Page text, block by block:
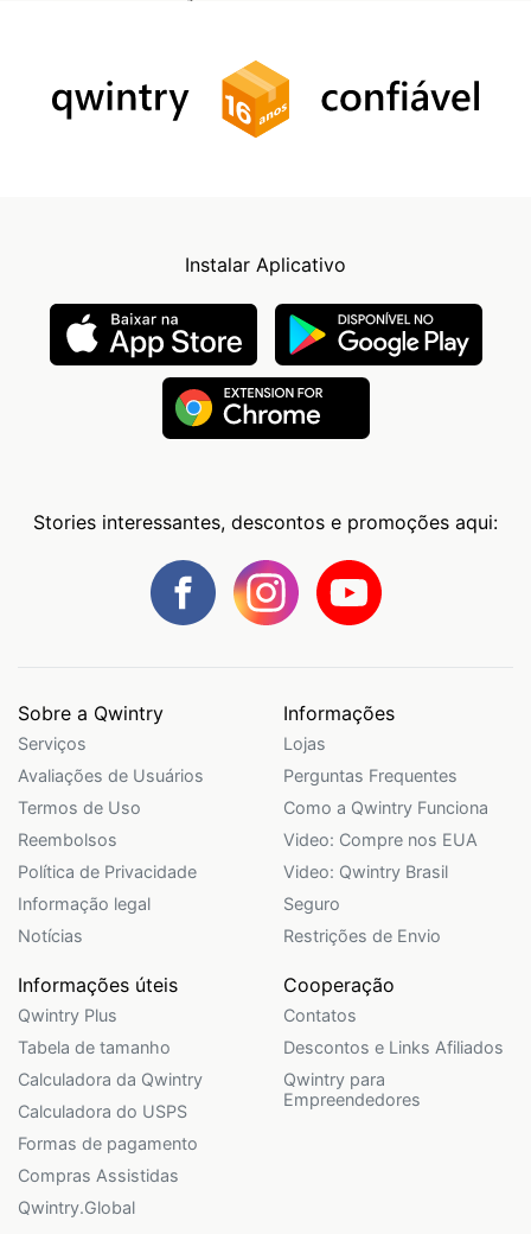
Instalar Aplicativo
Stories interessantes, descontos e promoções aqui:
Sobre a Qwintry
Serviços
Avaliações de Usuários
Termos de Uso
Reembolsos
Política de Privacidade
Informação legal
Notícias
Informações
Lojas
Perguntas Frequentes
Como a Qwintry Funciona
Video: Compre nos EUA
Video: Qwintry Brasil
Seguro
Restrições de Envio
Informações úteis
Qwintry Plus
Tabela de tamanho
Calculadora da Qwintry
Calculadora do USPS
Formas de pagamento
Compras Assistidas
Qwintry.Global
Cooperação
Contatos
Descontos e Links Afiliados
Qwintry para
Empreendedores